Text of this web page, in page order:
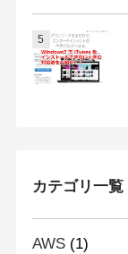
カテゴリ一覧
AWS(1)